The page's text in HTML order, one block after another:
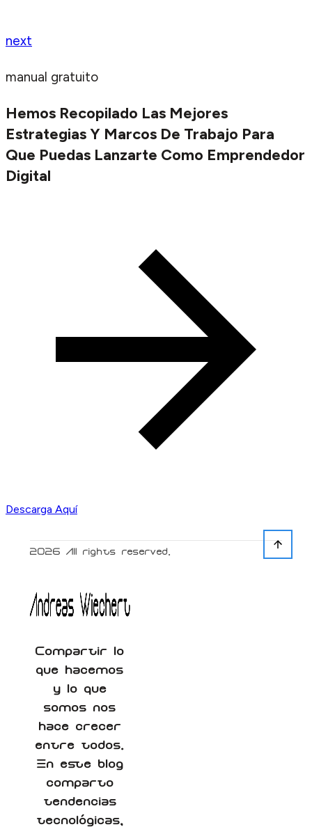
next
manual gratuito
Hemos Recopilado Las Mejores
Estrategias Y Marcos De Trabajo Para
Que Puedas Lanzarte Como Emprendedor
Digital
Descarga Aquí
Compartir lo
que hacemos
y lo que
somos nos
hace crecer
entre todos.
En este blog
comparto
tendencias
tecnológicas,
2026 All rights reserved.